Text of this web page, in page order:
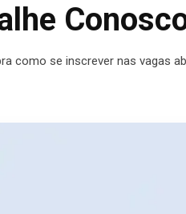
como se inscrever nas vagas